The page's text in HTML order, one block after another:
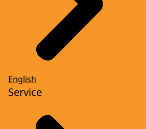
English
Service